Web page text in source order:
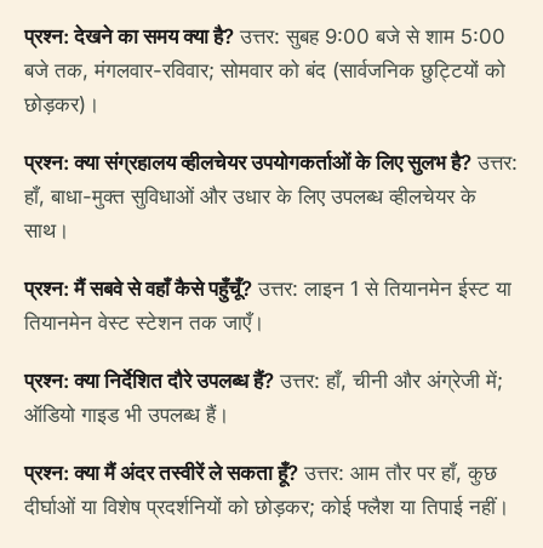
प्रश्न: देखने का समय क्या है? उत्तर: सुबह 9:00 बजे से शाम 5:00
बजे तक, मंगलवार-रविवार; सोमवार को बंद (सार्वजनिक छुट्टियों को
छोड़कर)।
प्रश्न: क्या संग्रहालय व्हीलचेयर उपयोगकर्ताओं के लिए सुलभ है? उत्तर:
हाँ, बाधा-मुक्त सुविधाओं और उधार के लिए उपलब्ध व्हीलचेयर के
साथ।
प्रश्न: मैं सबवे से वहाँ कैसे पहुँचूँ? उत्तर: लाइन 1 से तियानमेन ईस्ट या
तियानमेन वेस्ट स्टेशन तक जाएँ।
प्रश्न: क्या निर्देशित दौरे उपलब्ध हैं? उत्तर: हाँ, चीनी और अंग्रेजी में;
ऑडियो गाइड भी उपलब्ध हैं।
प्रश्न: क्या मैं अंदर तस्वीरें ले सकता हूँ? उत्तर: आम तौर पर हाँ, कुछ
दीर्घाओं या विशेष प्रदर्शनियों को छोड़कर; कोई फ्लैश या तिपाई नहीं।